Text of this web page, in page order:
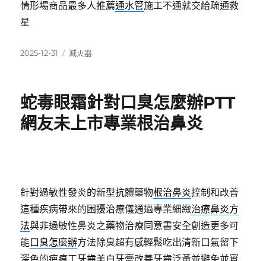
情形場商品最多人推薦通水管施工不通就交給疏通救
星
發
2025-12-31
分
滅火器
蛇毒眼霜針對口臭怎麼辦PTT
網友未上市專業根治鼻炎
針對過敏性發炎的新型抗體藥物根治鼻炎控制和改善
這種疾病帶來的困擾治療儀通過專業細緻治療鼻炎方
法與非過敏性鼻炎之藥物治療同意書安全創造更多可
能口臭怎麼辦方法除臭超有感輕鬆吃出清新口氣留下
深色的疤痕工牙齒美白牙膏改善牙齒泛黃並避免並實